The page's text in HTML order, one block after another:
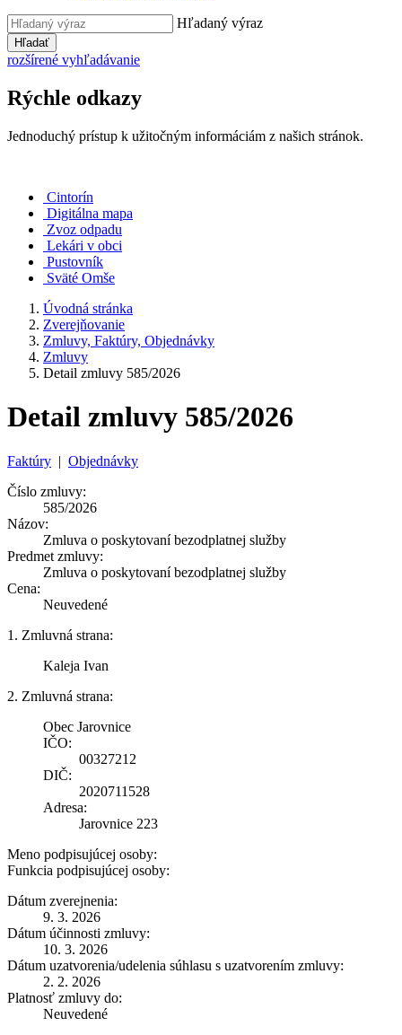
Hľadaný výraz
Hľadať
rozšírené vyhľadávanie
Rýchle odkazy
Jednoduchý prístup k užitočným informáciám z našich stránok.
Cintorín
Digitálna mapa
Zvoz odpadu
Lekári v obci
Pustovník
Sväté Omše
Úvodná stránka
Zverejňovanie
Zmluvy, Faktúry, Objednávky
Zmluvy
Detail zmluvy 585/2026
Detail zmluvy 585/2026
Faktúry | Objednávky
Číslo zmluvy:
585/2026
Názov:
Zmluva o poskytovaní bezodplatnej služby
Predmet zmluvy:
Zmluva o poskytovaní bezodplatnej služby
Cena:
Neuvedené
1. Zmluvná strana:
Kaleja Ivan
2. Zmluvná strana:
Obec Jarovnice
IČO:
00327212
DIČ:
2020711528
Adresa:
Jarovnice 223
Meno podpisujúcej osoby:
Funkcia podpisujúcej osoby:
Dátum zverejnenia:
9. 3. 2026
Dátum účinnosti zmluvy:
10. 3. 2026
Dátum uzatvorenia/udelenia súhlasu s uzatvorením zmluvy:
2. 2. 2026
Platnosť zmluvy do:
Neuvedené